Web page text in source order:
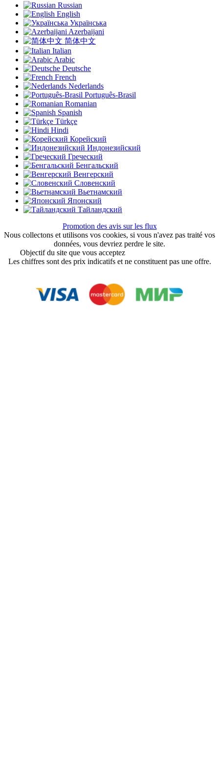
Russian
English
Українська
Azerbaijani
简体中文
Italian
Arabic
Deutsche
French
Nederlands
Português-Brasil
Romanian
Spanish
Türkçe
Hindi
Корейский
Индонезийский
Греческий
Бенгальский
Венгерский
Словенский
Вьетнамский
Японский
Тайландский
Promotion des avis sur les flux
Nous collectons et utilisons vos cookies, si vous n'avez pas traité vos
données, vous devriez perdre le site.
Objectif du site que vous acceptez
Les chiffres sont des prix indicatifs et ne constituent pas une offre.